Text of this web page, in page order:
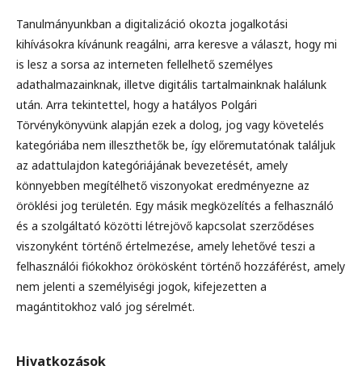
Tanulmányunkban a digitalizáció okozta jogalkotási
kihívásokra kívánunk reagálni, arra keresve a választ, hogy mi
is lesz a sorsa az interneten fellelhető személyes
adathalmazainknak, illetve digitális tartalmainknak halálunk
után. Arra tekintettel, hogy a hatályos Polgári
Törvénykönyvünk alapján ezek a dolog, jog vagy követelés
kategóriába nem illeszthetők be, így előremutatónak találjuk
az adattulajdon kategóriájának bevezetését, amely
könnyebben megítélhető viszonyokat eredményezne az
öröklési jog területén. Egy másik megközelítés a felhasználó
és a szolgáltató közötti létrejövő kapcsolat szerződéses
viszonyként történő értelmezése, amely lehetővé teszi a
felhasználói fiókokhoz örökösként történő hozzáférést, amely
nem jelenti a személyiségi jogok, kifejezetten a
magántitokhoz való jog sérelmét.
Hivatkozások